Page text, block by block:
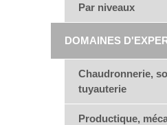
Par niveaux
DOMAINES
Chaudronnerie,
tuyauterie
Productique,